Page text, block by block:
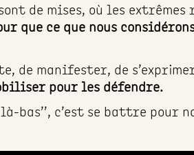
de mises, où les
que ce que nous
de manifester, de
pour les défendre.
bas”, c’est se battre pour